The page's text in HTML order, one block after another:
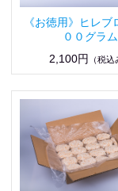
《お徳用》ヒレブ
００グラム
2,100円
（税込